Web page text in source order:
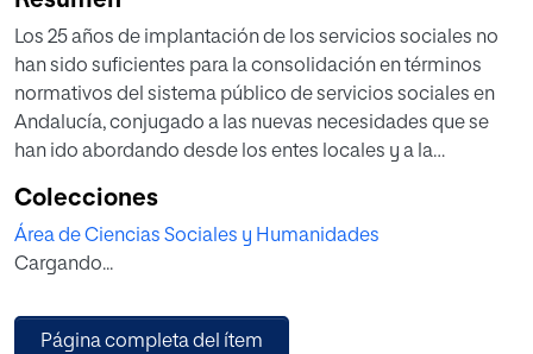
Los 25 años de implantación de los servicios sociales no
han sido suficientes para la consolidación en términos
normativos del sistema público de servicios sociales en
Andalucía, conjugado a las nuevas necesidades que se
han ido abordando desde los entes locales y a la
competencias municipales son paradigmas a los que
deben hacer frente los Servicios Sociales Comunitarios. En
este trabajo se pretende plantear el debate sobre el
servicios sociales más igualitarias.
Colecciones
Área de Ciencias Sociales y Humanidades
Cargando...
Página completa del ítem